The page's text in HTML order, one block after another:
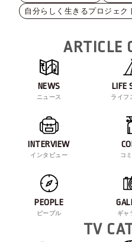
自分らしく生きるプロジェク
ARTICLE
NEWS
ニュース
LIFE
ライフ
INTERVIEW
インタビュー コ
PEOPLE
ピープル ギャ
TV